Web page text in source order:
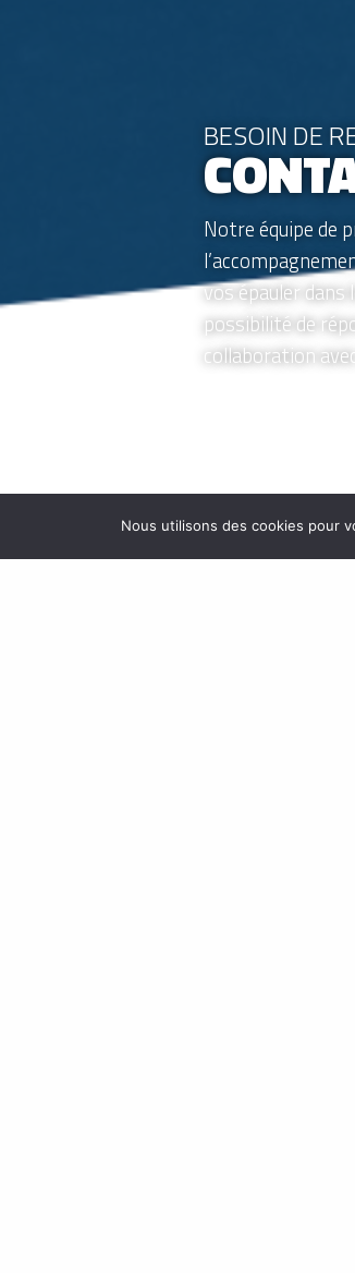
BESOIN DE
Notre équipe de
vos épauler
possibilité de
collaboration
Nous utilisons des cookies pour